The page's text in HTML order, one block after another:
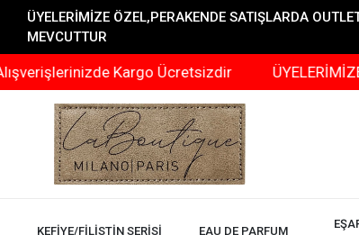
ÜYELERİMİZE ÖZEL,PERAKENDE SATIŞLARDA
MEVCUTTUR
Kargo Ücretsizdir ÜYELERİMİZE
KEFİYE/FİLİSTİN SERİSİ EAU DE PARFUM